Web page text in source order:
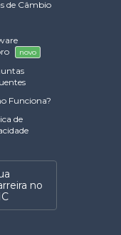
de Câmbio
novo
Funciona?
de
no